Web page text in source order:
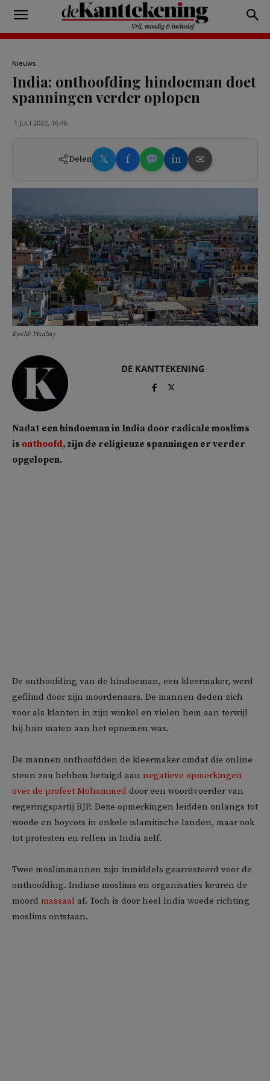
Nieuws
India: onthoofding hindoeman doet
spanningen verder oplopen
1 JULI 2022, 16:46
Delen 𝕏 f in ✉
Beeld: Pixabay
DE KANTTEKENING
Nadat een hindoeman in India door radicale moslims
is onthoofd, zijn de religieuze spanningen er verder
opgelopen.
De onthoofding van de hindoeman, een kleermaker, werd
gefilmd door zijn moordenaars. De mannen deden zich
voor als klanten in zijn winkel en vielen hem aan terwijl
hij hun maten aan het opnemen was.
De mannen onthoofdden de kleermaker omdat die online
steun zou hebben betuigd aan negatieve opmerkingen
over de profeet Mohammed door een woordvoerder van
regeringspartij BJP. Deze opmerkingen leidden onlangs tot
woede en boycots in enkele islamitische landen, maar ook
tot protesten en rellen in India zelf.
Twee moslimmannen zijn inmiddels gearresteerd voor de
onthoofding. Indiase moslims en organisaties keuren de
moord massaal af. Toch is door heel India woede richting
moslims ontstaan.